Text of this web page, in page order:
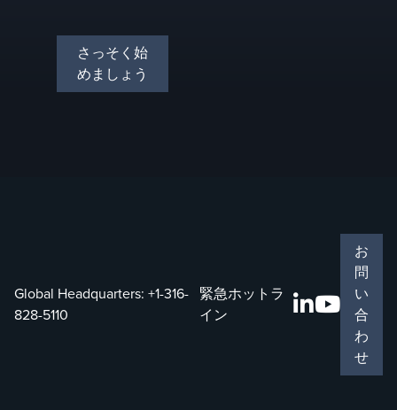
さっそく始
めましょう
Global Headquarters: +1-316-
828-5110
緊急ホットラ
イン
お
問
い
合
わ
せ